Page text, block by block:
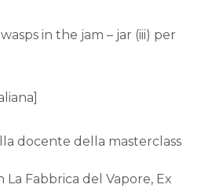
in the jam – jar (iii) per
docente della masterclass
Fabbrica del Vapore, Ex